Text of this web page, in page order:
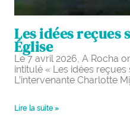
Les idées reçues
Église
Le 7 avril 2026, A Rocha
intitulé « Les idées reçues
L’intervenante Charlotte
Lire la suite »